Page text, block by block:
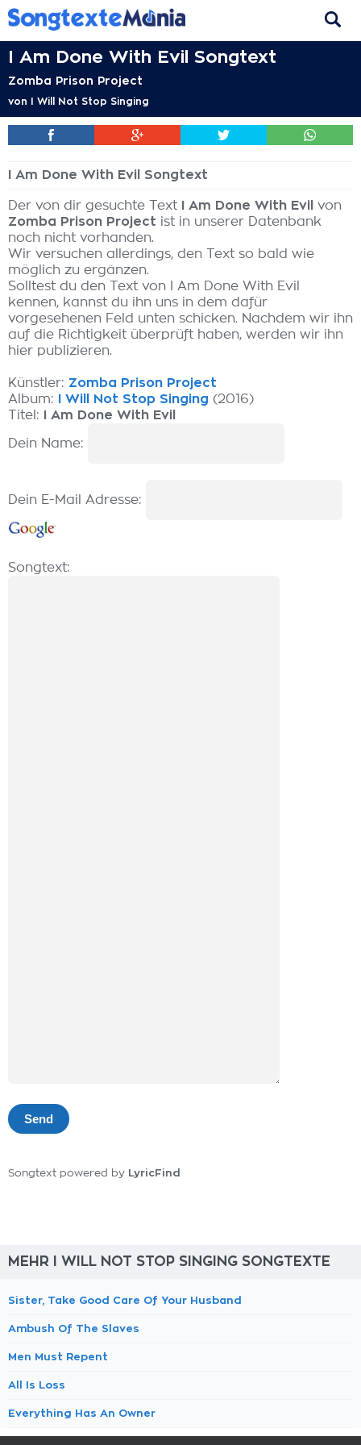
I Am Done With Evil Songtext
Zomba Prison Project
von I Will Not Stop Singing
I Am Done With Evil Songtext
Der von dir gesuchte Text I Am Done With Evil von
Zomba Prison Project ist in unserer Datenbank
noch nicht vorhanden.
Wir versuchen allerdings, den Text so bald wie
möglich zu ergänzen.
Solltest du den Text von I Am Done With Evil
kennen, kannst du ihn uns in dem dafür
vorgesehenen Feld unten schicken. Nachdem wir ihn
auf die Richtigkeit überprüft haben, werden wir ihn
hier publizieren.
Künstler: Zomba Prison Project
Album:
I Will Not Stop Singing (2016)
Titel:
I Am Done With Evil
Dein Name:
Dein E-Mail Adresse:
Songtext:
Songtext powered by LyricFind
MEHR I WILL NOT STOP SINGING SONGTEXTE
Sister, Take Good Care Of Your Husband
Ambush Of The Slaves
Men Must Repent
All Is Loss
Everything Has An Owner